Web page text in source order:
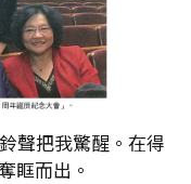
聲把我驚醒。在得
眶而出。